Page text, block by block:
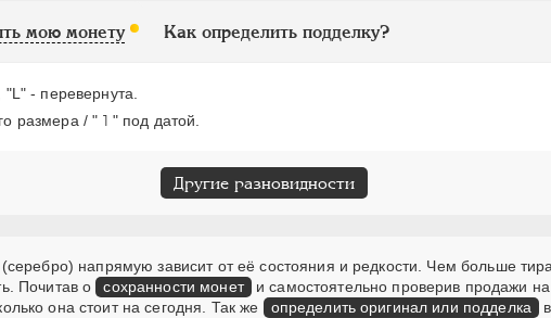
мою монету Как определить подделку?
- перевернута.
размера / " ˥ " под датой.
Другие разновидности
напрямую зависит от её состояния и редкости. Чем больше
Почитав о сохранности монет и самостоятельно проверив продажи
она стоит на сегодня. Так же
определить оригинал или подделка